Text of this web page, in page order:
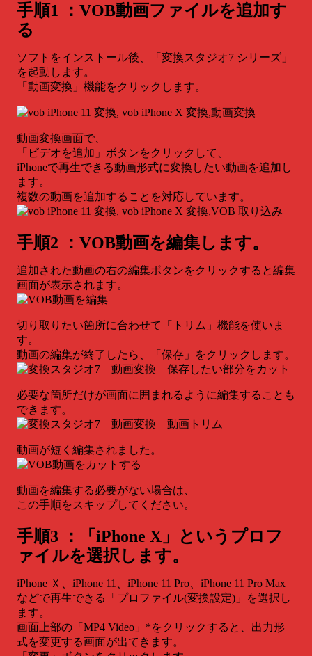
手順1 ：VOB動画ファイルを追加す
る
ソフトをインストール後、「変換スタジオ7 シリーズ」
を起動します。
「動画変換」機能をクリックします。
動画変換画面で、
「ビデオを追加」ボタンをクリックして、
iPhoneで再生できる動画形式に変換したい動画を追加し
ます。
複数の動画を追加することを対応しています。
手順2 ：VOB動画を編集します。
追加された動画の右の編集ボタンをクリックすると編集
画面が表示されます。
切り取りたい箇所に合わせて「トリム」機能を使いま
す。
動画の編集が終了したら、「保存」をクリックします。
必要な箇所だけが画面に囲まれるように編集することも
できます。
動画が短く編集されました。
動画を編集する必要がない場合は、
この手順をスキップしてください。
手順3 ：「iPhone X」というプロフ
ァイルを選択します。
iPhone Ｘ、iPhone 11、iPhone 11 Pro、iPhone 11 Pro Max
などで再生できる「プロファイル(変換設定)」を選択し
ます。
画面上部の「MP4 Video」*をクリックすると、出力形
式を変更する画面が出てきます。